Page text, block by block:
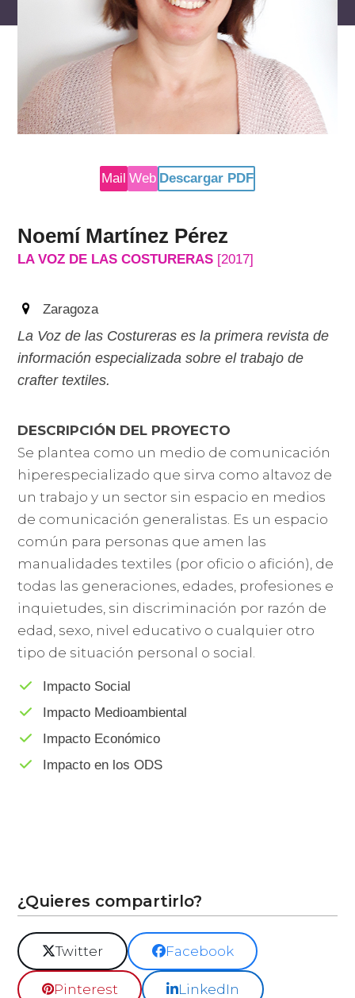
Mail Web Descargar PDF
Noemí Martínez Pérez
LA VOZ DE LAS COSTURERAS [2017]
Zaragoza
La Voz de las Costureras es la primera revista de
información especializada sobre el trabajo de
crafter textiles.
DESCRIPCIÓN DEL PROYECTO
Se plantea como un medio de comunicación
hiperespecializado que sirva como altavoz de
un trabajo y un sector sin espacio en medios
de comunicación generalistas. Es un espacio
común para personas que amen las
manualidades textiles (por oficio o afición), de
todas las generaciones, edades, profesiones e
inquietudes, sin discriminación por razón de
edad, sexo, nivel educativo o cualquier otro
tipo de situación personal o social.
Impacto Social
Impacto Medioambiental
Impacto Económico
Impacto en los ODS
¿Quieres compartirlo?
Twitter Facebook
Pinterest LinkedIn
reservados